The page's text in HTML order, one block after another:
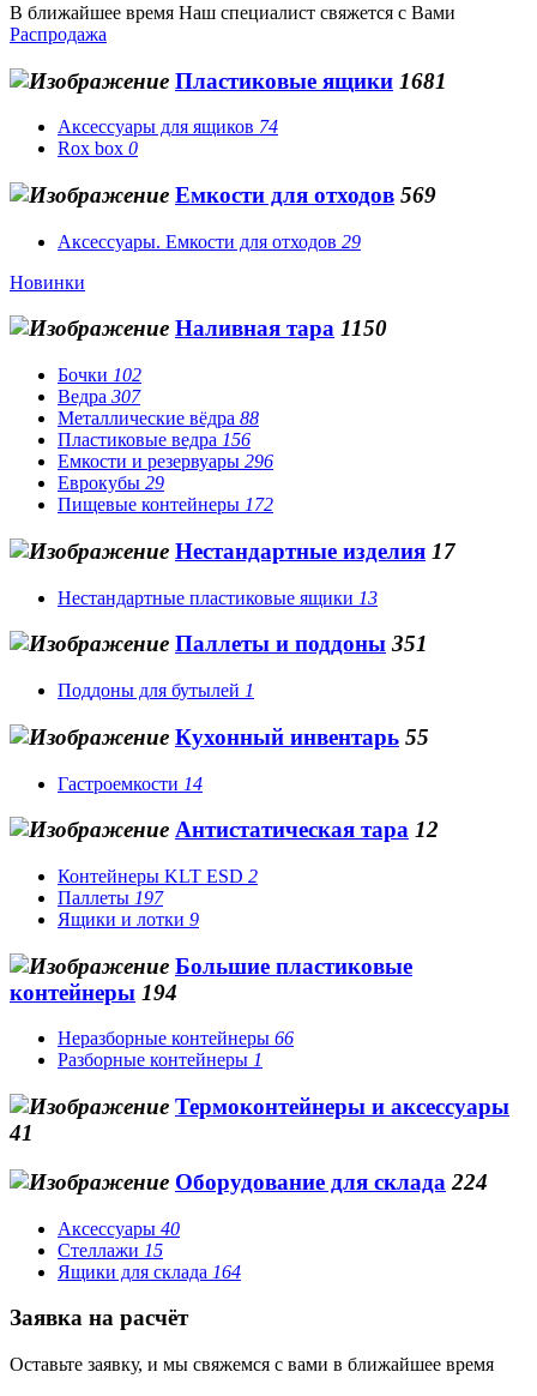
В ближайшее время Наш специалист свяжется с Вами
Распродажа
Пластиковые ящики 1681
Аксессуары для ящиков 74
Rox box 0
Емкости для отходов 569
Аксессуары. Емкости для отходов 29
Новинки
Наливная тара 1150
Бочки 102
Ведра 307
Металлические вёдра 88
Пластиковые ведра 156
Емкости и резервуары 296
Еврокубы 29
Пищевые контейнеры 172
Нестандартные изделия 17
Нестандартные пластиковые ящики 13
Паллеты и поддоны 351
Поддоны для бутылей 1
Кухонный инвентарь 55
Гастроемкости 14
Антистатическая тара 12
Контейнеры KLT ESD 2
Паллеты 197
Ящики и лотки 9
Большие пластиковые
контейнеры 194
Неразборные контейнеры 66
Разборные контейнеры 1
Термоконтейнеры и аксессуары
41
Оборудование для склада 224
Аксессуары 40
Стеллажи 15
Ящики для склада 164
Заявка на расчёт
Оставьте заявку, и мы свяжемся с вами в ближайшее время